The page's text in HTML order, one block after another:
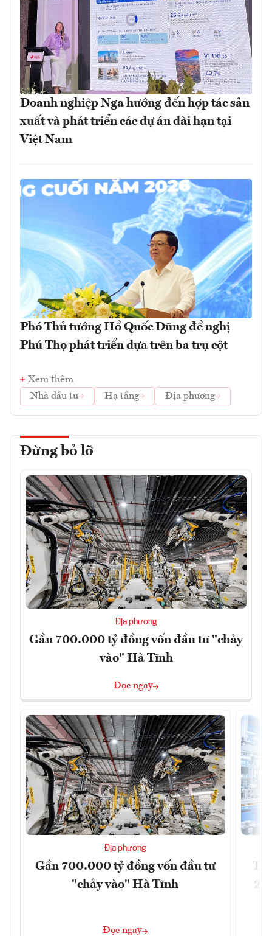
Doanh nghiệp Nga hướng đến hợp tác sản
xuất và phát triển các dự án dài hạn tại
Việt Nam
Phó Thủ tướng Hồ Quốc Dũng đề nghị
Phú Thọ phát triển dựa trên ba trụ cột
Xem thêm
Nhà đầu tư
Hạ tầng Địa phương
Đừng bỏ lỡ
Địa phương
Gần 700.000 tỷ đồng vốn đầu tư "chảy
vào" Hà Tĩnh
Đọc ngay
Địa phương
Gần 700.000 tỷ đồng vốn đầu tư
"chảy vào" Hà Tĩnh
Đọc ngay